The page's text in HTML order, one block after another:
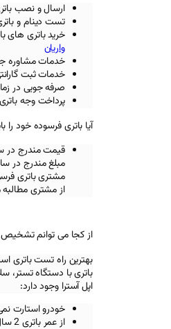
ارسال و نصب
تست دینام و
خرید باتری های
واریان
خدمات مشاوره
خدمات ثبت
صرفه جویی در
پرداخت وجه
آیا باتری فرسوده خود را
قیمت مندرج در
مبلغ مندرج در
مشتری باتری
از مشتری
از کجا می توانم
بهترین راه تست باتری
باتری با دستگاه تستر،
اپل آسترا وجود دارد:
خودرو استارت
از عمر باتری 2 سال یا حدود40،000 کیلومتر گذشته است.